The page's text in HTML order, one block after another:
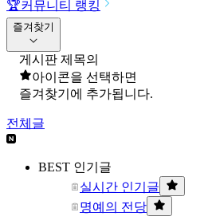
🏆커뮤니티 랭킹
즐겨찾기
게시판 제목의
아이콘을 선택하면
즐겨찾기에 추가됩니다.
전체글
BEST 인기글
실시간 인기글
명예의 전당